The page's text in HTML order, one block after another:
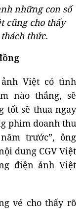
những con số
cũng cho thấy
thức.
Việt có tình
nào thắng, sẽ
tốt sẽ thua ngay
phim doanh thu
trước”, ông
dung CGV Việt
điện ảnh Việt
vé cho thấy rõ